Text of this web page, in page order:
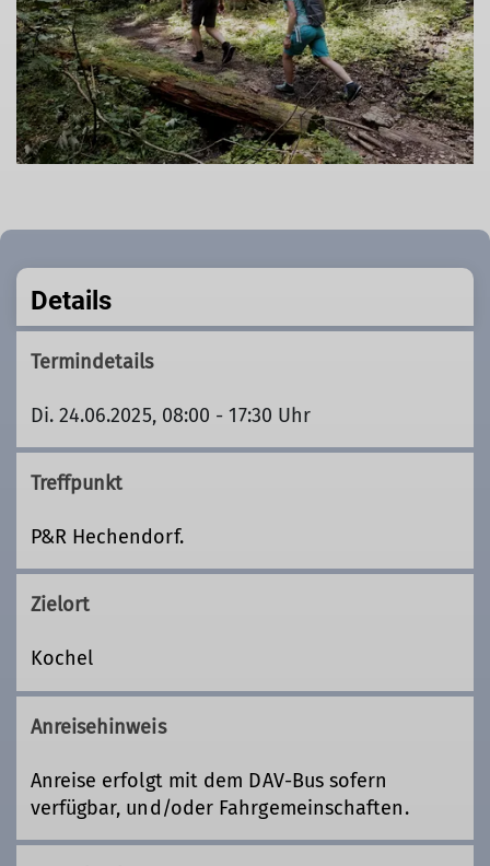
Details
Termindetails
Di. 24.06.2025, 08:00 - 17:30 Uhr
Treffpunkt
P&R Hechendorf.
Zielort
Kochel
Anreisehinweis
Anreise erfolgt mit dem DAV-Bus sofern
verfügbar, und/oder Fahrgemeinschaften.